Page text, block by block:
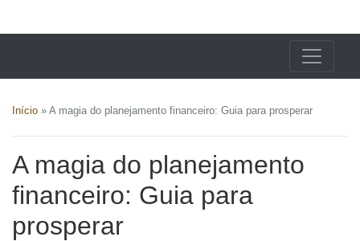
Início » A magia do planejamento financeiro: Guia para prosperar
A magia do planejamento
financeiro: Guia para
prosperar